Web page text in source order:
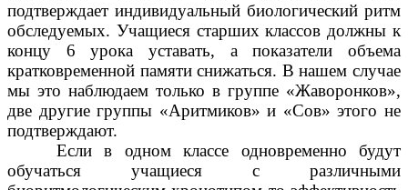
подтверждает индивидуальный биологический ритм
обследуемых. Учащиеся старших классов должны к
концу 6 урока уставать, а показатели объема
кратковременной памяти снижаться. В нашем случае
мы это наблюдаем только в группе «Жаворонков»,
две другие группы «Аритмиков» и «Сов» этого не
подтверждают.
Если в одном классе одновременно будут
обучаться учащиеся с различными